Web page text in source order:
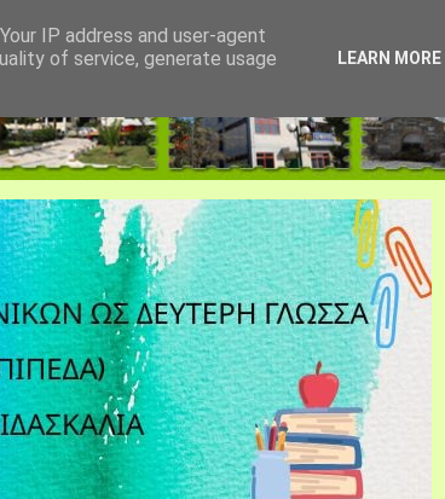
IP address and user-agent
of service, generate usage
LEARN MORE